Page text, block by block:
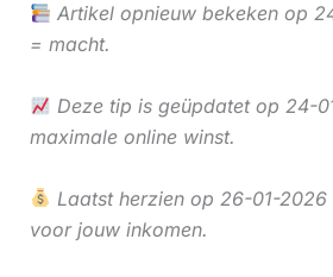
Artikel opnieuw bekeken op
= macht.
Deze tip is geüpdatet op 24-
maximale online winst.
Laatst herzien op 26-01-2026
voor jouw inkomen.